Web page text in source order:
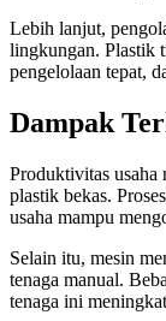
Lebih lanjut,
lingkungan. Plastik
pengelolaan tepat,
Dampak
Produktivitas usaha
plastik bekas.
usaha mampu
Selain itu, mesin
tenaga manual.
tenaga ini